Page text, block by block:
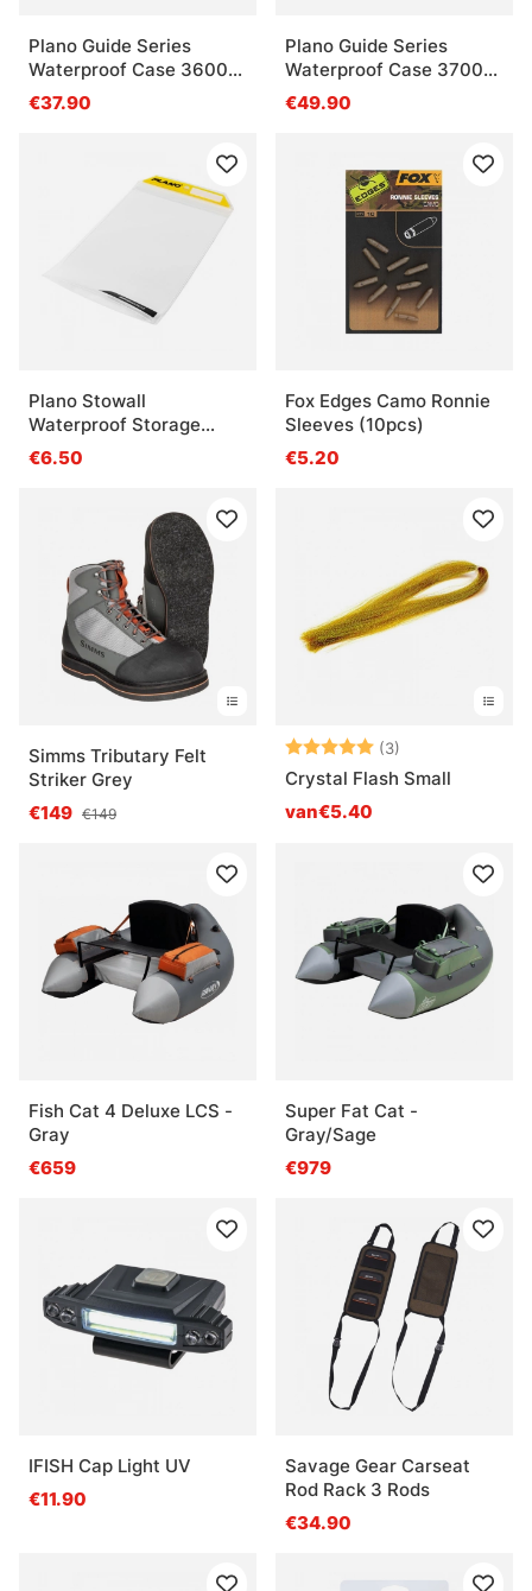
Plano Guide Series
Waterproof Case 3600
Yellow
€37.90
Plano Guide Series
Waterproof Case 3700
Blue
€49.90
Plano Stowall
Waterproof Storage
3600
€6.50
Fox Edges Camo Ronnie
Sleeves (10pcs)
€5.20
Simms Tributary Felt
Striker Grey
€149 €149
Beoordeling:
(3)
Crystal Flash Small
van€5.40
Fish Cat 4 Deluxe LCS -
Gray
€659
Super Fat Cat -
Gray/Sage
€979
IFISH Cap Light UV
€11.90
Savage Gear Carseat
Rod Rack 3 Rods
€34.90